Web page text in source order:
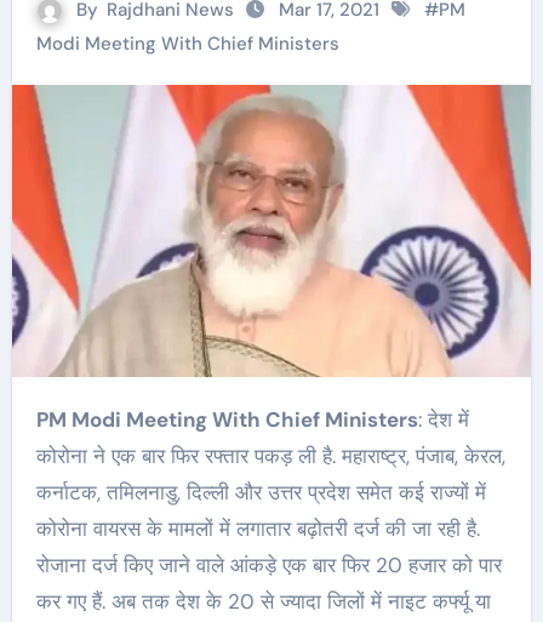
By Rajdhani News Mar 17, 2021 #PM
Modi Meeting With Chief Ministers
PM Modi Meeting With Chief Ministers: देश में
कोरोना ने एक बार फिर रफ्तार पकड़ ली है. महाराष्ट्र, पंजाब, केरल,
कर्नाटक, तमिलनाडु, दिल्ली और उत्तर प्रदेश समेत कई राज्यों में
कोरोना वायरस के मामलों में लगातार बढ़ोतरी दर्ज की जा रही है.
रोजाना दर्ज किए जाने वाले आंकड़े एक बार फिर 20 हजार को पार
कर गए हैं. अब तक देश के 20 से ज्यादा जिलों में नाइट कर्फ्यू या